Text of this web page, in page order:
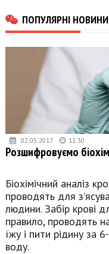
ПОПУЛЯРНІ НОВИНИ
02.05.2017 11:30
Розшифровуємо
Біохімічний аналіз
проводять для
людини. Забір крові
правило, проводять
їжу і пити рідину за
воду.